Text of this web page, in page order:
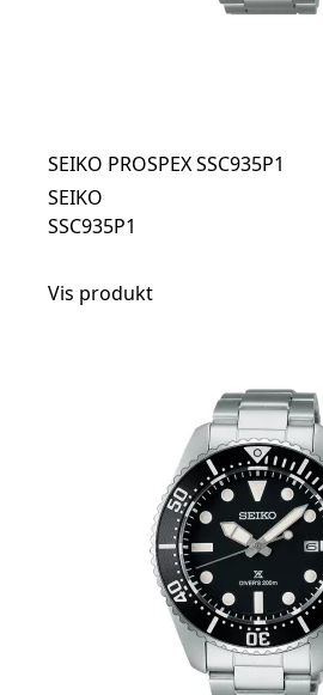
SEIKO PROSPEX SSC935P1
SEIKO
SSC935P1
Vis produkt